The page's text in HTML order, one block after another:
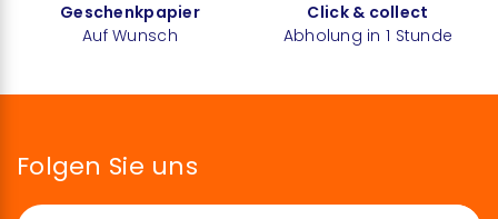
Geschenkpapier
Auf Wunsch
Click & collect
Abholung in 1 Stunde
Folgen Sie uns